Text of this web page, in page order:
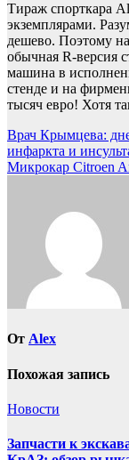
Тираж спорткара
экземплярами.
дешево. Поэтому
обычная R-версия
машина в
стенде и на
тысяч евро! Хотя
Навигация
по
Врач Крымцева:
инфаркта и
Микрокар Citroen
От Alex
Похожая запись
Новости
Запчасти к